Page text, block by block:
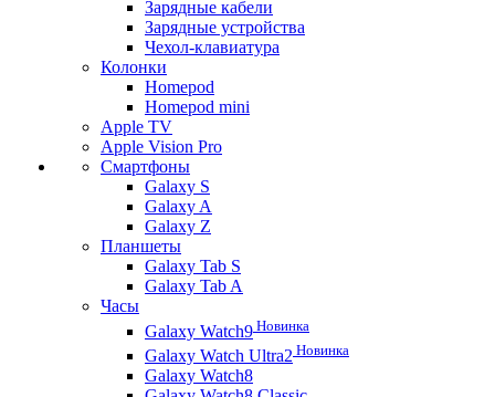
Зарядные кабели
Зарядные устройства
Чехол-клавиатура
Колонки
Homepod
Homepod mini
Apple TV
Apple Vision Pro
Смартфоны
Galaxy S
Galaxy A
Galaxy Z
Планшеты
Galaxy Tab S
Galaxy Tab A
Часы
Galaxy Watch9 Новинка
Galaxy Watch Ultra2 Новинка
Galaxy Watch8